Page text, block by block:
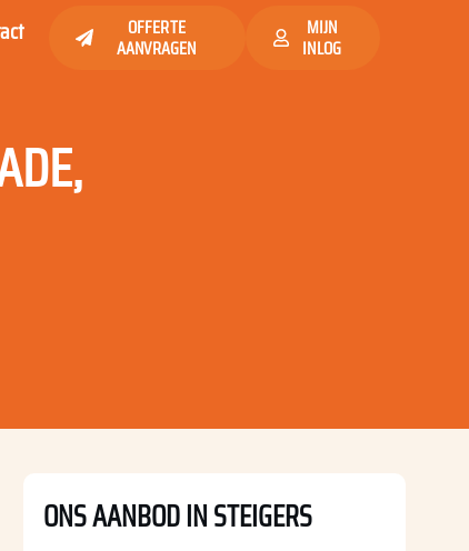
OFFERTE
AANVRAGEN
MIJN
INLOG
ONS AANBOD IN STEIGERS